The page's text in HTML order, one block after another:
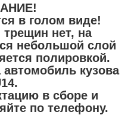
в голом виде!
нет, на
небольшой слой
полировкой.
автомобиль кузова
в сборе и
по телефону.